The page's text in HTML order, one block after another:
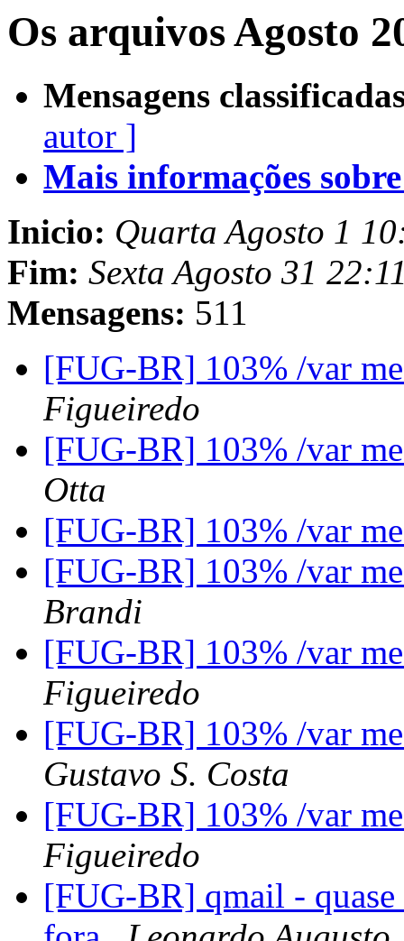
Os arquivos Agosto
Mensagens
autor ]
Mais informações
Inicio: Quarta Agosto 1
Fim: Sexta Agosto 31
Mensagens: 511
[FUG-BR] 103% /var
Figueiredo
[FUG-BR] 103% /var
Otta
[FUG-BR] 103% /var
[FUG-BR] 103% /var
Brandi
[FUG-BR] 103% /var
Figueiredo
[FUG-BR] 103% /var
Gustavo S. Costa
[FUG-BR] 103% /var
Figueiredo
[FUG-BR] qmail -